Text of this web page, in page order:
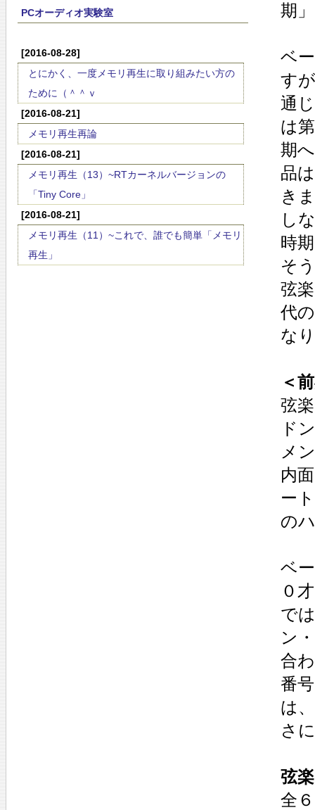
PCオーディオ実験室
[2016-08-28]
とにかく、一度メモリ再生に取り組みたい方の
ために（＾＾ｖ
[2016-08-21]
メモリ再生再論
[2016-08-21]
メモリ再生（13）~RTカーネルバージョンの
「Tiny Core」
[2016-08-21]
メモリ再生（11）~これで、誰でも簡単「メモリ
再生」
期
ベ
す
通
は
期
品
き
し
時
そ
弦
代
な
＜
弦
ド
メ
内
ー
の
ベ
０
で
ン
合
番
は
さ
弦
全